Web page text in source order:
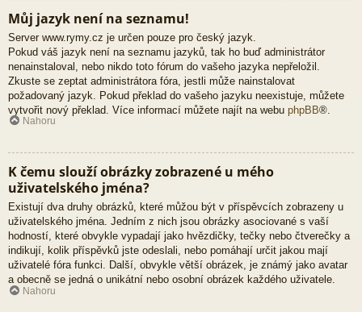
Můj jazyk není na seznamu!
Server www.rymy.cz je určen pouze pro český jazyk.
Pokud váš jazyk není na seznamu jazyků, tak ho buď administrátor
nenainstaloval, nebo nikdo toto fórum do vašeho jazyka nepřeložil.
Zkuste se zeptat administrátora fóra, jestli může nainstalovat
požadovaný jazyk. Pokud překlad do vašeho jazyku neexistuje, můžete
vytvořit nový překlad. Více informací můžete najít na webu phpBB®.
Nahoru
K čemu slouží obrázky zobrazené u mého
uživatelského jména?
Existují dva druhy obrázků, které můžou být v příspěvcích zobrazeny u
uživatelského jména. Jedním z nich jsou obrázky asociované s vaší
hodností, které obvykle vypadají jako hvězdičky, tečky nebo čtverečky a
indikují, kolik příspěvků jste odeslali, nebo pomáhají určit jakou mají
uživatelé fóra funkci. Další, obvykle větší obrázek, je známý jako avatar
a obecně se jedná o unikátní nebo osobní obrázek každého uživatele.
Nahoru